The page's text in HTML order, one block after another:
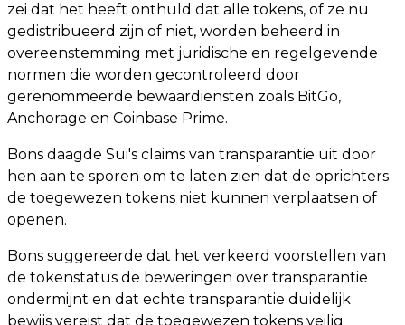
zei dat het heeft onthuld dat alle tokens, of ze nu
gedistribueerd zijn of niet, worden beheerd in
overeenstemming met juridische en regelgevende
normen die worden gecontroleerd door
gerenommeerde bewaardiensten zoals BitGo,
Anchorage en Coinbase Prime.
Bons daagde Sui's claims van transparantie uit door
hen aan te sporen om te laten zien dat de oprichters
de toegewezen tokens niet kunnen verplaatsen of
openen.
Bons suggereerde dat het verkeerd voorstellen van
de tokenstatus de beweringen over transparantie
ondermijnt en dat echte transparantie duidelijk
bewijs vereist dat de toegewezen tokens veilig